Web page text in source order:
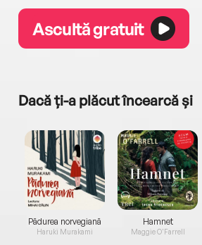
Ascultă gratuit
Dacă ți-a plăcut încearcă și
Pădurea norvegiană
Haruki Murakami
Hamnet
Maggie O'Farrell